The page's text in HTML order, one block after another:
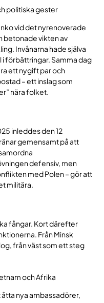
politiska gester
vid det nyrenoverade
betonade vikten av
Invånarna hade själva
förbättringar. Samma dag
ett nygift par och
– ett inslag som
nära folket.
inleddes den 12
gemensamt på att
defensiv, men
med Polen – gör att
militära.
fångar. Kort därefter
Från Minsk
från väst som ett steg
och Afrika
nya ambassadörer,